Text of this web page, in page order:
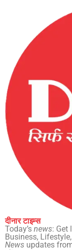
दीनार टाइम्स
Today’s news: Get
Business,
News updates